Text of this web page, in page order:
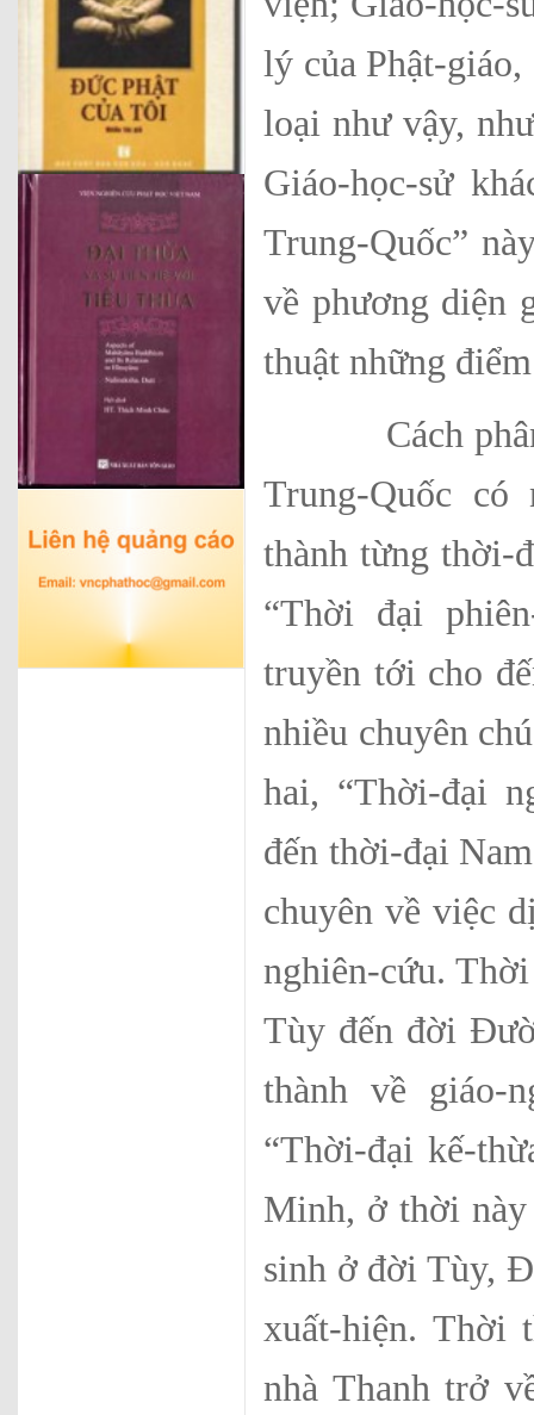
lý của Phật-
loại như vậy,
Giáo-học-sử
Trung-Quốc”
về phương diện
thuật những
Cách phân
Trung-Quốc
thành từng thời-
“Thời đại
truyền tới cho
nhiều chuyên
hai, “Thời-đại
đến thời-đại
chuyên về việc
nghiên-cứu.
Tùy đến đời
thành về giáo-
“Thời-đại kế-
Minh, ở thời này
sinh ở đời Tùy,
xuất-hiện. Thời
nhà Thanh trở